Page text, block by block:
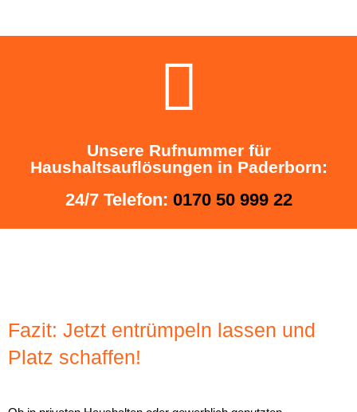
Unsere Rufnummer für
Haushaltsauflösungen in Paderborn:
24/7 Telefon: 0170 50 999 22
Fazit: Jetzt entrümpeln lassen und
Platz schaffen!